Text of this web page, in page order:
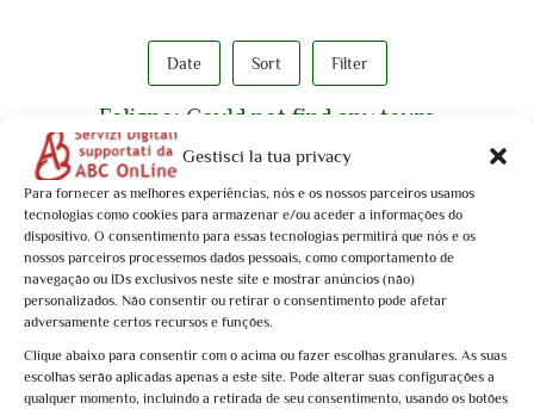
Gestisci la tua privacy
Para fornecer as melhores experiências, nós e os nossos parceiros usamos
tecnologias como cookies para armazenar e/ou aceder a informações do
dispositivo. O consentimento para essas tecnologias permitirá que nós e os
nossos parceiros processemos dados pessoais, como comportamento de
navegação ou IDs exclusivos neste site e mostrar anúncios (não)
personalizados. Não consentir ou retirar o consentimento pode afetar
adversamente certos recursos e funções.
Clique abaixo para consentir com o acima ou fazer escolhas granulares. As suas
escolhas serão aplicadas apenas a este site. Pode alterar suas configurações a
qualquer momento, incluindo a retirada de seu consentimento, usando os botões
Date Sort Filter
Foligno: Could not find any tours
Could not find any tours.